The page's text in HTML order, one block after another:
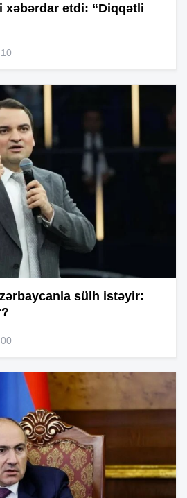
xəbərdar etdi: “Diqqətli
sülh istəyir: